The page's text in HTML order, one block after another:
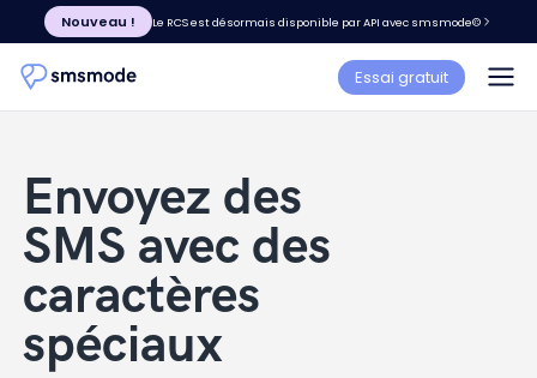
Nouveau ! Le RCS est désormais disponible par API avec smsmode©
Essai gratuit
Envoyez des
SMS avec des
caractères
spéciaux